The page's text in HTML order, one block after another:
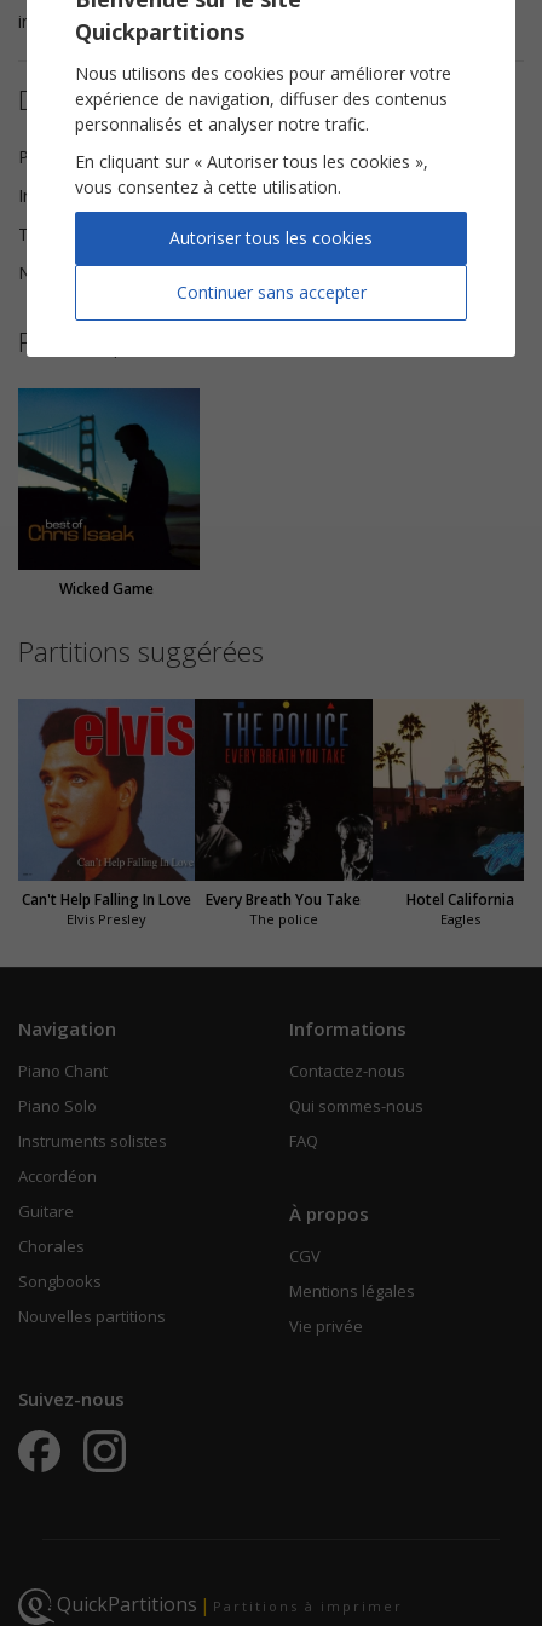
incontournable du répertoire de
Détails de la partition
Paroles et Musique
Chris Isaak
Instrumentation
Tablature Guitare
Tonalité
Si♭ mineur
Nombre de pages
4
Plus de partitions de Chris Isaak
Wicked Game
Partitions suggérées
Can't Help Falling In Love
Elvis Presley
Every Breath You Take
The police
Hotel California
Eagles
Navigation
Piano Chant
Piano Solo
Instruments solistes
Accordéon
Guitare
Chorales
Songbooks
Nouvelles partitions
Informations
Contactez-nous
Qui sommes-nous
FAQ
À propos
CGV
Mentions légales
Vie privée
Suivez-nous
QuickPartitions | Partitions à imprimer
Quickpartitions
Nous utilisons des cookies pour améliorer votre
expérience de navigation, diffuser des contenus
personnalisés et analyser notre trafic.
En cliquant sur « Autoriser tous les cookies »,
vous consentez à cette utilisation.
Continuer sans accepter
Autoriser tous les cookies